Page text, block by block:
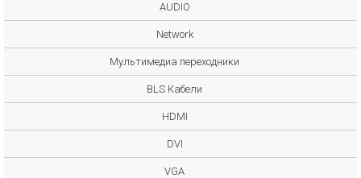
AUDIO
Network
Мультимедиа переходники
BLS Кабели
HDMI
DVI
VGA